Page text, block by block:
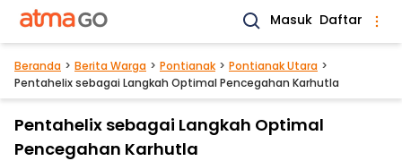
Masuk Daftar
Beranda Berita Warga Pontianak
Pontianak Utara
Pentahelix sebagai Langkah Optimal Pencegahan Karhutla
Pentahelix sebagai Langkah Optimal
Pencegahan Karhutla